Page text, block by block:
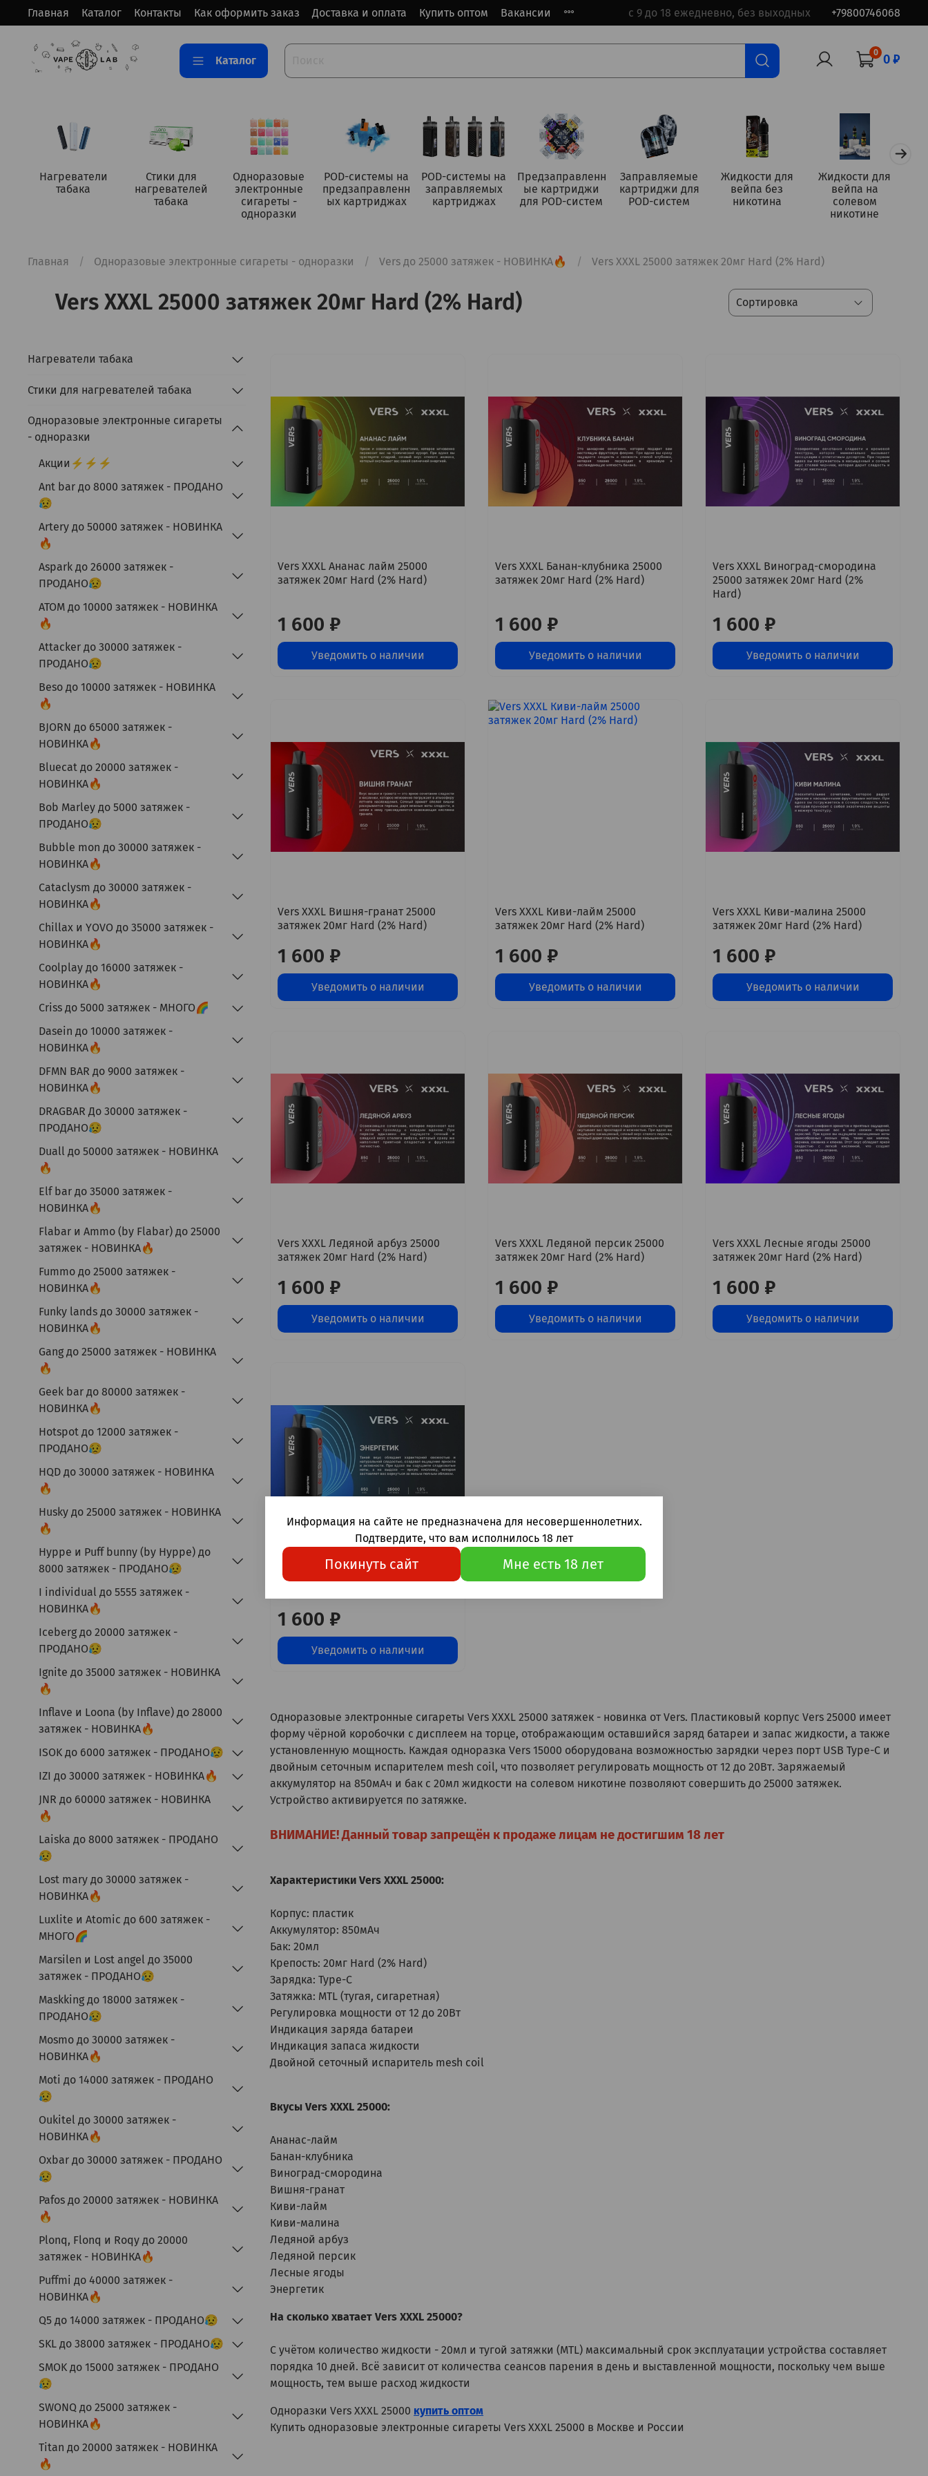
Главная Каталог Контакты Как оформить заказ Доставка и оплата Купить оптом Вакансии с 9 до 18 ежедневно, без выходных +79800746068
Каталог
0 0 ₽
Нагреватели
табака
Стики для
нагревателей
табака
Одноразовые
электронные
сигареты -
одноразки
POD-системы на
предзаправленн
ых картриджах
POD-системы на
заправляемых
картриджах
Предзаправленн
ые картриджи
для POD-систем
Заправляемые
картриджи для
POD-систем
Жидкости для
вейпа без
никотина
Жидкости для
вейпа на
солевом
никотине
Главная Одноразовые электронные сигареты - одноразки Vers до 25000 затяжек - НОВИНКА🔥 Vers XXXL 25000 затяжек 20мг Hard (2% Hard)
Vers XXXL 25000 затяжек 20мг Hard (2% Hard)
Vers XXXL Ананас лайм 25000
затяжек 20мг Hard (2% Hard)
1 600 ₽
Уведомить о наличии
Vers XXXL Банан-клубника 25000
затяжек 20мг Hard (2% Hard)
1 600 ₽
Уведомить о наличии
Vers XXXL Виноград-смородина
25000 затяжек 20мг Hard (2%
Hard)
1 600 ₽
Уведомить о наличии
Vers XXXL Вишня-гранат 25000
затяжек 20мг Hard (2% Hard)
1 600 ₽
Уведомить о наличии
Vers XXXL Киви-лайм 25000
затяжек 20мг Hard (2% Hard)
1 600 ₽
Уведомить о наличии
Vers XXXL Киви-малина 25000
затяжек 20мг Hard (2% Hard)
1 600 ₽
Уведомить о наличии
Vers XXXL Ледяной арбуз 25000
затяжек 20мг Hard (2% Hard)
1 600 ₽
Уведомить о наличии
Vers XXXL Ледяной персик 25000
затяжек 20мг Hard (2% Hard)
1 600 ₽
Уведомить о наличии
Vers XXXL Лесные ягоды 25000
затяжек 20мг Hard (2% Hard)
1 600 ₽
Уведомить о наличии
Vers XXXL Энергетик 25000
1 600 ₽
Уведомить о наличии
Одноразовые электронные сигареты Vers XXXL 25000 затяжек - новинка от Vers. Пластиковый корпус Vers 25000 имеет
форму чёрной коробочки с дисплеем на торце, отображающим оставшийся заряд батареи и запас жидкости, а также
установленную мощность. Каждая одноразка Vers 15000 оборудована возможностью зарядки через порт USB Type-C и
двойным сеточным испарителем mesh coil, что позволяет регулировать мощность от 12 до 20Вт. Заряжаемый
аккумулятор на 850мАч и бак с 20мл жидкости на солевом никотине позволяют совершить до 25000 затяжек.
Устройство активируется по затяжке.
ВНИМАНИЕ! Данный товар запрещён к продаже лицам не достигшим 18 лет
Характеристики Vers XXXL 25000:
Корпус: пластик
Аккумулятор: 850мАч
Бак: 20мл
Крепость: 20мг Hard (2% Hard)
Зарядка: Type-C
Затяжка: MTL (тугая, сигаретная)
Регулировка мощности от 12 до 20Вт
Индикация заряда батареи
Индикация запаса жидкости
Двойной сеточный испаритель mesh coil
Вкусы Vers XXXL 25000:
Ананас-лайм
Банан-клубника
Виноград-смородина
Вишня-гранат
Киви-лайм
Киви-малина
Ледяной арбуз
Ледяной персик
Лесные ягоды
Энергетик
На сколько хватает Vers XXXL 25000?
С учётом количество жидкости - 20мл и тугой затяжки (MTL) максимальный срок эксплуатации устройства составляет
порядка 10 дней. Всё зависит от количества сеансов парения в день и выставленной мощности, поскольку чем выше
мощность, тем выше расход жидкости
Одноразки Vers XXXL 25000 купить оптом
Купить одноразовые электронные сигареты Vers XXXL 25000 в Москве и России
Нагреватели табака
Стики для нагревателей табака
Одноразовые электронные сигареты
- одноразки
Акции⚡⚡⚡
Ant bar до 8000 затяжек - ПРОДАНО
😥
Artery до 50000 затяжек - НОВИНКА
🔥
Aspark до 26000 затяжек -
ПРОДАНО😥
ATOM до 10000 затяжек - НОВИНКА
🔥
Attacker до 30000 затяжек -
ПРОДАНО😥
Beso до 10000 затяжек - НОВИНКА
🔥
BJORN до 65000 затяжек -
НОВИНКА🔥
Bluecat до 20000 затяжек -
НОВИНКА🔥
Bob Marley до 5000 затяжек -
ПРОДАНО😥
Bubble mon до 30000 затяжек -
НОВИНКА🔥
Cataclysm до 30000 затяжек -
НОВИНКА🔥
Chillax и YOVO до 35000 затяжек -
НОВИНКА🔥
Coolplay до 16000 затяжек -
НОВИНКА🔥
Criss до 5000 затяжек - МНОГО🌈
Dasein до 10000 затяжек -
НОВИНКА🔥
DFMN BAR до 9000 затяжек -
НОВИНКА🔥
DRAGBAR До 30000 затяжек -
ПРОДАНО😥
Duall до 50000 затяжек - НОВИНКА
🔥
Elf bar до 35000 затяжек -
НОВИНКА🔥
Flabar и Ammo (by Flabar) до 25000
затяжек - НОВИНКА🔥
Fummo до 25000 затяжек -
НОВИНКА🔥
Funky lands до 30000 затяжек -
НОВИНКА🔥
Gang до 25000 затяжек - НОВИНКА
🔥
Geek bar до 80000 затяжек -
НОВИНКА🔥
Hotspot до 12000 затяжек -
ПРОДАНО😥
HQD до 30000 затяжек - НОВИНКА
🔥
Husky до 25000 затяжек - НОВИНКА
🔥
Hyppe и Puff bunny (by Hyppe) до
8000 затяжек - ПРОДАНО😥
I individual до 5555 затяжек -
НОВИНКА🔥
Iceberg до 20000 затяжек -
ПРОДАНО😥
Ignite до 35000 затяжек - НОВИНКА
🔥
Inflave и Loona (by Inflave) до 28000
затяжек - НОВИНКА🔥
ISOK до 6000 затяжек - ПРОДАНО😥
IZI до 30000 затяжек - НОВИНКА🔥
JNR до 60000 затяжек - НОВИНКА
🔥
Laiska до 8000 затяжек - ПРОДАНО
😥
Lost mary до 30000 затяжек -
НОВИНКА🔥
Luxlite и Atomic до 600 затяжек -
МНОГО🌈
Marsilen и Lost angel до 35000
затяжек - ПРОДАНО😥
Maskking до 18000 затяжек -
ПРОДАНО😥
Mosmo до 30000 затяжек -
НОВИНКА🔥
Moti до 14000 затяжек - ПРОДАНО
😥
Oukitel до 30000 затяжек -
НОВИНКА🔥
Oxbar до 30000 затяжек - ПРОДАНО
😥
Pafos до 20000 затяжек - НОВИНКА
🔥
Plonq, Flonq и Roqy до 20000
затяжек - НОВИНКА🔥
Puffmi до 40000 затяжек -
НОВИНКА🔥
Q5 до 14000 затяжек - ПРОДАНО😥
SKL до 38000 затяжек - ПРОДАНО😥
SMOK до 15000 затяжек - ПРОДАНО
😥
SWONQ до 25000 затяжек -
НОВИНКА🔥
Titan до 20000 затяжек - НОВИНКА
🔥
Информация на сайте не предназначена для несовершеннолетних.
Подтвердите, что вам исполнилось 18 лет
Покинуть сайт Мне есть 18 лет